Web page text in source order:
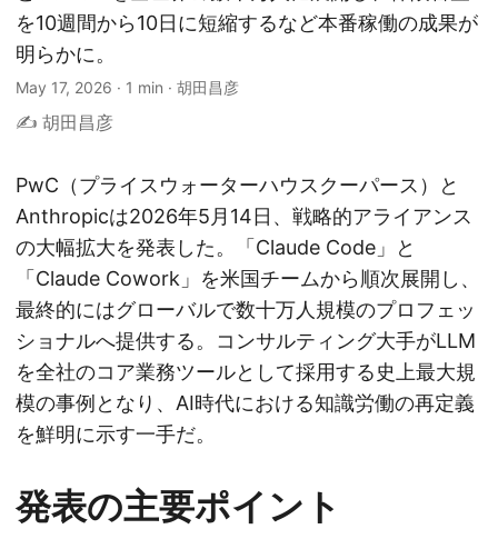
を10週間から10日に短縮するなど本番稼働の成果が
明らかに。
May 17, 2026 · 1 min · 胡田昌彦
✍️ 胡田昌彦
PwC（プライスウォーターハウスクーパース）と
Anthropicは2026年5月14日、戦略的アライアンス
の大幅拡大を発表した。「Claude Code」と
「Claude Cowork」を米国チームから順次展開し、
最終的にはグローバルで数十万人規模のプロフェッ
ショナルへ提供する。コンサルティング大手がLLM
を全社のコア業務ツールとして採用する史上最大規
模の事例となり、AI時代における知識労働の再定義
を鮮明に示す一手だ。
発表の主要ポイント